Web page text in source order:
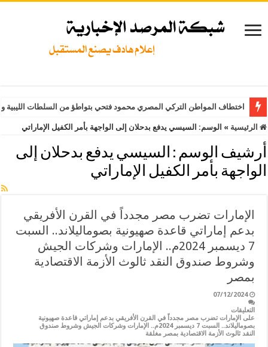
اختطاف المواطن التركي المصري محمود فتحي بتواطؤ من السلطات
الرئيسية » الوسم: السيسي يدفع بدحلان إلى الواجهة بأمر الكفيل الإماراتي
أرشيف الوسم : السيسي يدفع بدحلان إلى
الواجهة بأمر الكفيل الإماراتي
الإمارات تضرب مصر مجدداً في القرن الأفريقي
بدعم إماراتي قاعدة صهيونية بصوماليلاند.. السبت
7 ديسمبر 2024م.. الإمارات وشركات الجيش
وشروط صندوق النقد ثالوث الأزمة الاقتصادية
بمصر
07/12/2024
التعليقات
على الإمارات تضرب مصر مجدداً في القرن الأفريقي بدعم إماراتي قاعدة صهيونية
بصوماليلاند.. السبت 7 ديسمبر 2024م.. الإمارات وشركات الجيش وشروط صندوق
النقد ثالوث الأزمة الاقتصادية بمصر مغلقة